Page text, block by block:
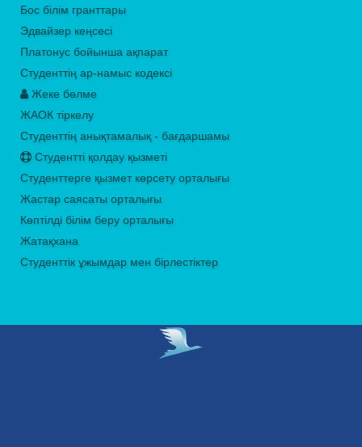
Бос білім гранттары
Эдвайзер кеңсесі
Платонус бойынша ақпарат
Студенттің ар-намыс кодексі
Жеке бөлме
ЖАОК тіркелу
Студенттің анықтамалық - бағдаршамы
Студентті қолдау қызметі
Студенттерге қызмет көрсету орталығы
Жастар саясаты орталығы
Көптілді білім беру орталығы
Жатақхана
Студенттік ұжымдар мен бірлестіктер